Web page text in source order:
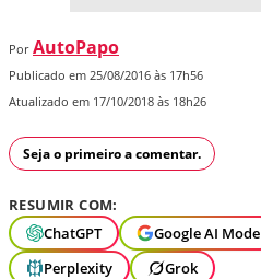
Por AutoPapo
Publicado em 25/08/2016 às 17h56
Atualizado em 17/10/2018 às 18h26
Seja o primeiro a comentar.
RESUMIR COM:
ChatGPT
Google AI Mode
Perplexity
Grok